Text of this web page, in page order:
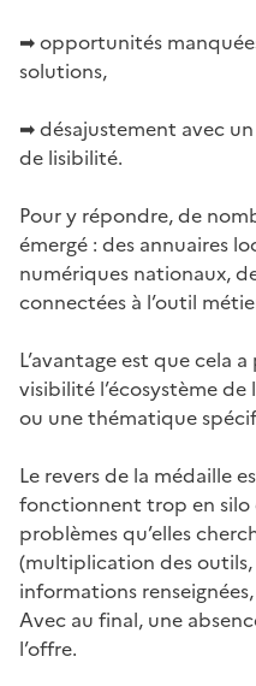
➡ opportunités
solutions,
➡ désajustement avec
de lisibilité.
Pour y répondre, de
émergé : des annuaires
numériques nationaux,
connectées à l’outil
L’avantage est que cela
visibilité l’écosystème
ou une thématique
Le revers de la médaille
fonctionnent trop en silo
problèmes qu’elles
(multiplication des
informations
Avec au final, une
l’offre.